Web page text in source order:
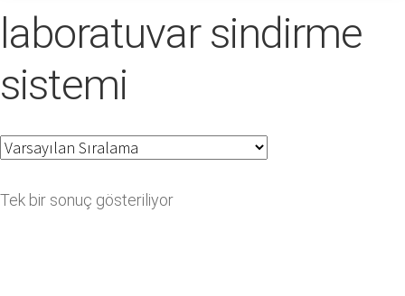
laboratuvar sindirme
sistemi
Tek bir sonuç gösteriliyor